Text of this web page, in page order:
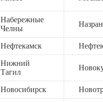
Набережные
Челны
Нефтекамск
Нижний
Тагил
Новосибирск